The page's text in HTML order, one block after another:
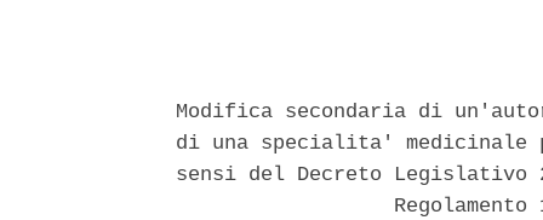
Modifica secondaria di
di una specialita' medicinale
sensi del Decreto